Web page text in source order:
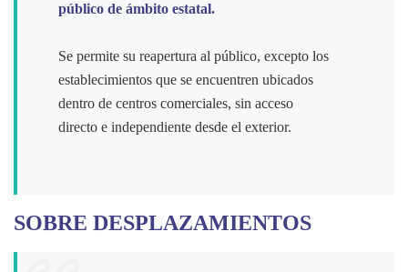
público de ámbito estatal.
Se permite su reapertura al público, excepto los
establecimientos que se encuentren ubicados
dentro de centros comerciales, sin acceso
directo e independiente desde el exterior.
SOBRE DESPLAZAMIENTOS